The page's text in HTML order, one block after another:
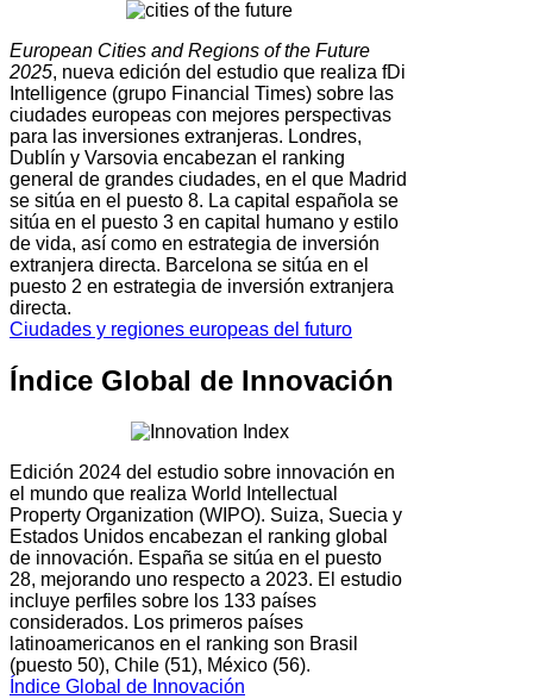
European Cities and Regions of the Future
2025, nueva edición del estudio que realiza fDi
Intelligence (grupo Financial Times) sobre las
ciudades europeas con mejores perspectivas
para las inversiones extranjeras. Londres,
Dublín y Varsovia encabezan el ranking
general de grandes ciudades, en el que Madrid
se sitúa en el puesto 8. La capital española se
sitúa en el puesto 3 en capital humano y estilo
de vida, así como en estrategia de inversión
extranjera directa. Barcelona se sitúa en el
puesto 2 en estrategia de inversión extranjera
directa.
Ciudades y regiones europeas del futuro
Índice Global de Innovación
Edición 2024 del estudio sobre innovación en
el mundo que realiza World Intellectual
Property Organization (WIPO). Suiza, Suecia y
Estados Unidos encabezan el ranking global
de innovación. España se sitúa en el puesto
28, mejorando uno respecto a 2023. El estudio
incluye perfiles sobre los 133 países
considerados. Los primeros países
latinoamericanos en el ranking son Brasil
(puesto 50), Chile (51), México (56).
Índice Global de Innovación